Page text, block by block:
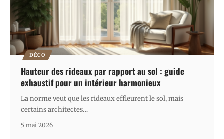
DÉCO
Hauteur des rideaux par rapport au sol : guide
exhaustif pour un intérieur harmonieux
La norme veut que les rideaux effleurent le sol, mais
certains architectes…
5 mai 2026